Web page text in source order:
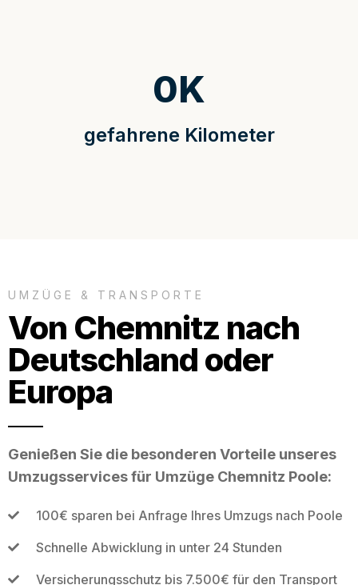
gefahrene Kilometer
0K
UMZÜGE & TRANSPORTE
Von Chemnitz nach
Deutschland oder
Europa
Genießen Sie die besonderen Vorteile unseres
Umzugsservices für Umzüge Chemnitz Poole:
100€ sparen bei Anfrage Ihres Umzugs nach Poole
Schnelle Abwicklung in unter 24 Stunden
Versicherungsschutz bis 7.500€ für den Transport